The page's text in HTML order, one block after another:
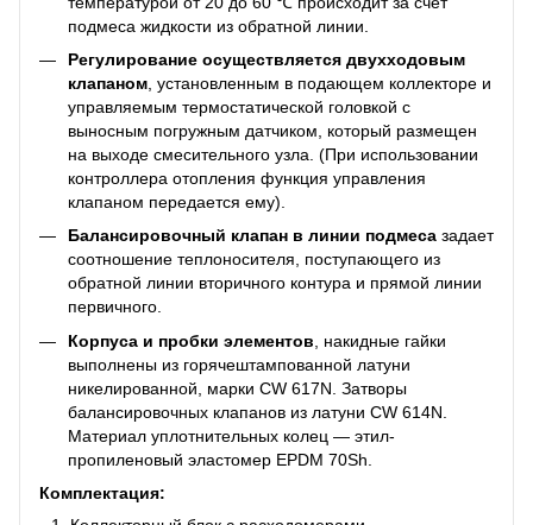
подмеса жидкости из обратной линии.
Регулирование осуществляется двухходовым
клапаном , установленным в подающем коллекторе и
управляемым термостатической головкой с
выносным погружным датчиком, который размещен
на выходе смесительного узла. (При использовании
контроллера отопления функция управления
клапаном передается ему).
Балансировочный клапан в линии подмеса задает
соотношение теплоносителя, поступающего из
обратной линии вторичного контура и прямой линии
первичного.
Корпуса и пробки элементов , накидные гайки
выполнены из горячештампованной латуни
никелированной, марки CW 617N. Затворы
балансировочных клапанов из латуни CW 614N.
Материал уплотнительных колец — этил-
пропиленовый эластомер EPDM 70Sh.
Комплектация: